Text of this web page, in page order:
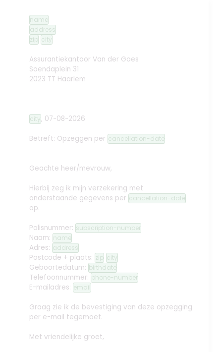
name
address
zip city
Assurantiekantoor Van der Goes
Soendaplein 31
2023 TT Haarlem
city, 07-08-2026
Betreft: Opzeggen per cancellation-date
Geachte heer/mevrouw,
Hierbij zeg ik mijn verzekering met
onderstaande gegevens per cancellation-date
op.
Polisnummer: subscription-number
Naam: name
Adres: address
Postcode + plaats: zip city
Geboortedatum: birthdate
Telefoonnummer: phone-number
E-mailadres: email
Graag zie ik de bevestiging van deze opzegging
per e-mail tegemoet.
Met vriendelijke groet,